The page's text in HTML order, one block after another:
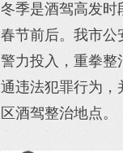
冬季是酒驾高发时
春节前后。我市公
警力投入，重拳整
通违法犯罪行为，
区酒驾整治地点。